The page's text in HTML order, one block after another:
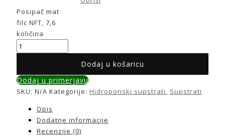
Posipač mat
filc NFT, 7,6
količina
Dodaj u košaricu
Dodaj u primerjavu
SKU: N/A Kategorije: Hidroponski supstrati, Supstrati
Opis
Dodatne informacije
Recenzije (0)